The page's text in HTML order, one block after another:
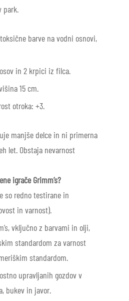
park.
barve na vodni osnovi,
in 2 krpici iz filca.
15 cm.
otroka: +3.
manjše delce in ni primerna
let. Obstaja nevarnost
igrače Grimm’s?
so redno testirane in
in varnost).
vključno z barvami in olji,
standardom za varnost
standardom.
upravljanih gozdov v
bukev in javor.